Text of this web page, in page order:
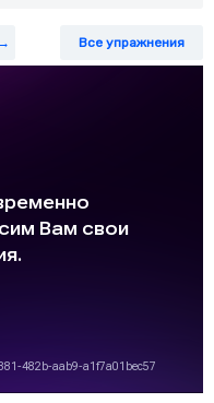
Все упражнения